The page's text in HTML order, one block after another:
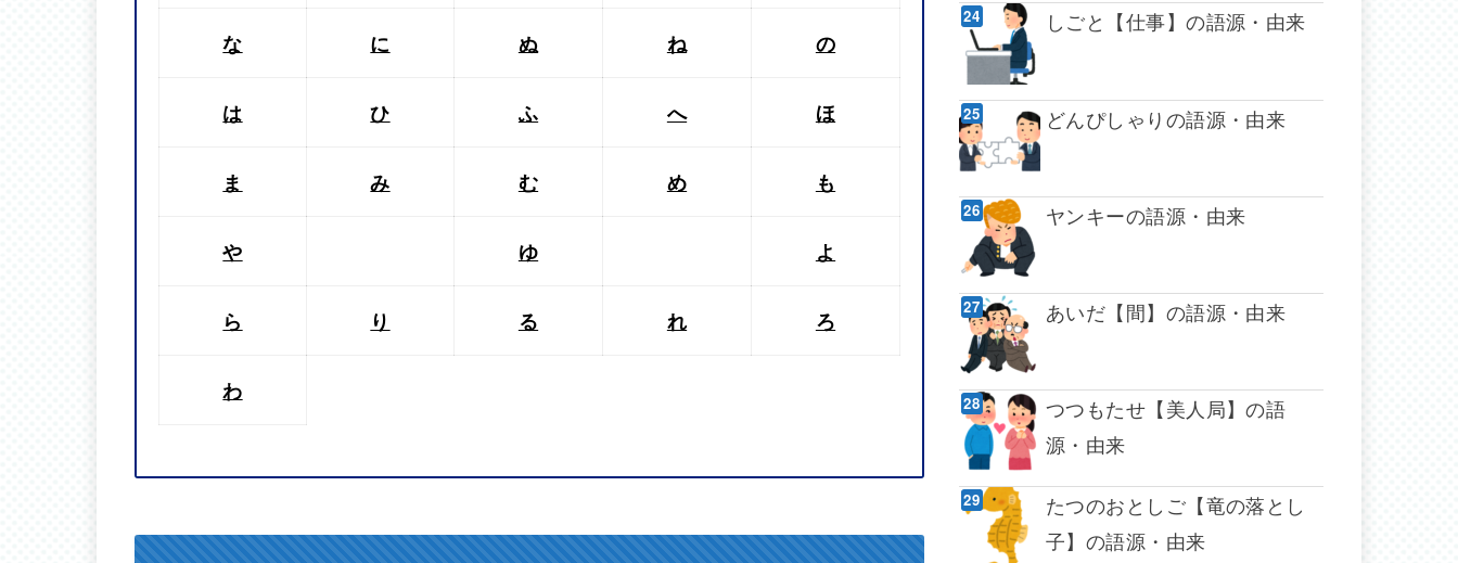
な に ぬ ね の
は ひ ふ へ ほ
ま み む め も
や ゆ よ
ら り る れ ろ
わ
しごと【仕事】の語源・由来
どんぴしゃりの語源・由来
ヤンキーの語源・由来
あいだ【間】の語源・由来
つつもたせ【美人局】の語
源・由来
たつのおとしご【竜の落とし
子】の語源・由来